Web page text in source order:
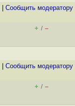
Cообщить модератору
+ / –
Cообщить модератору
+ / –